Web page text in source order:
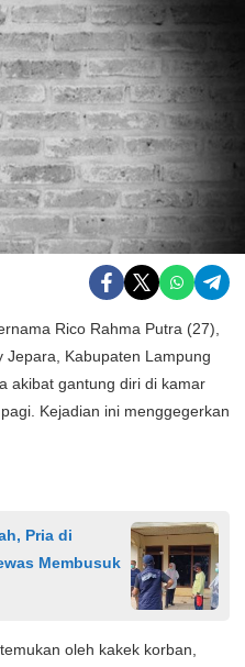
Rico Rahma Putra (27),
Jepara, Kabupaten Lampung
akibat gantung diri di kamar
Kejadian ini menggegerkan
Pria di
Membusuk
oleh kakek korban,